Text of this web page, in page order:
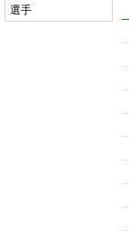
選手